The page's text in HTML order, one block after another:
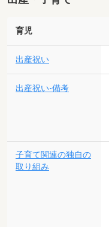
育児
出産祝い
出産祝い-備考
子育て関連の独自の
取り組み